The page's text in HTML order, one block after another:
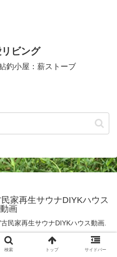
ビング
釣小屋：薪ストーブ
家再生サウナDIYKハウス
動画
民家再生サウナDIYKハウス動画.
検索 トップ サイドバー